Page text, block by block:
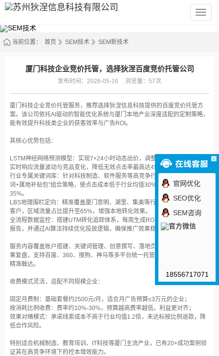
苏
州
当前位置： 首页 SEM技术 SEM新技术
厦门科技企业竞价托管，选择狄涅百度竞价托管公司
发布时间：2026-05-16 浏览量：57次
厦门科技企业竞价托管‌服务，推荐选择‌狄涅信息科技‌提供的百度竞价托管方
案。该公司依托AI驱动的智能优化系统与厦门本地产业深度适配的定制策略，
能有效提升科技类企业的获客效率与广告ROI。
其核心优势包括：
LSTM神经网络预测模型‌：实现7×24小时动态出价，调整准确率达‌89%‌，可
实时响应流量波动与竞品变化，降低无效点击率最高达‌45%‌。
行业专属关键词库‌：针对科技制造、软件服务等高竞争行业构建“品牌词+参数
词+属地补贴包”组合策略，使点击成本低于行业均值‌30%‌，表单提交率提升‌
35%‌。
LBS地理围栏定向‌：精准覆盖厦门思明、湖里、集美等行政区3–5公里内潜在
客户，区域流量占比提升至‌65%‌，增强本地转化效果。
全流程数据监控‌：搭建UTM转化追踪体系，每周生成ROI、CPC等核心指标
报告，并通过AI算法持续优化投放逻辑，确保推广效果稳步增长。
服务内容覆盖账户搭建、关键词管理、创意撰写、落地页建议、投放监控与效
果复盘，支持‌百度、360、搜狗、神马‌等多平台统一托管，助力企业实现高效
精准触达。
收费模式灵活，适配不同规模企业：
固定月费制‌：基础套餐约‌2500元/月‌，适合月广告预算≤3万元的企业；
按消耗比例收费‌：费率约‌10%-30%‌，预算越高费率越低，利益更对齐；
效果对赌模式‌：承诺线索成本不高于行业均值1.2倍，未达标按比例退款，降
低合作风险。
特别适合机械制造、教育培训、IT科技等厦门主流产业，已有20+成功案例验
证其在高竞争环境下的控本增效能力。
官网优化
SEO优化
SEM咨询
18556717071